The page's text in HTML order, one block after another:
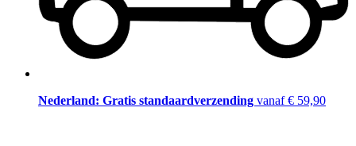
Nederland: Gratis standaardverzending vanaf € 59,90